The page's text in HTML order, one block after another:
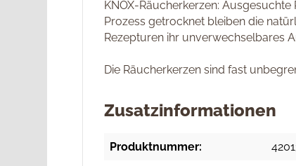
KNOX-Räucherkerzen:
Prozess getrocknet bleiben die
Rezepturen ihr unverwechselbares
Die Räucherkerzen sind fast
Zusatzinformationen
Produktnummer: